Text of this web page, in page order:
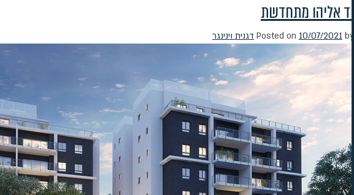
יד אליהו מתחדשת
Posted on 10/07/2021 by דגנית וינינגר